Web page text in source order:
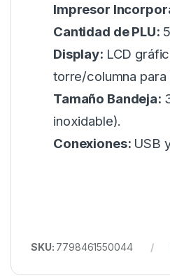
Impresor
Cantidad de PLU:
Display: LCD
torre/columna para
Tamaño Bandeja:
inoxidable).
Conexiones: USB
SKU: 7798461550044